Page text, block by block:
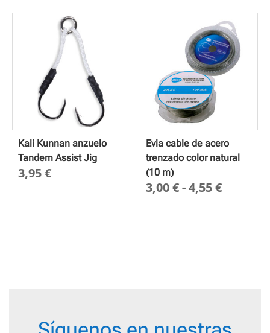
Kali Kunnan anzuelo
Tandem Assist Jig
3,95€
Evia cable de acero
trenzado color natural
(10 m)
3,00€-4,55€Rango